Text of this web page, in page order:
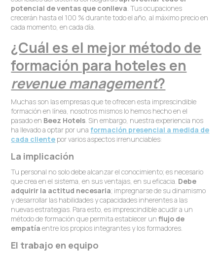
potencial de ventas que conlleva . Tus ocupaciones
crecerán hasta el 100 % durante todo el año, al máximo precio en
cada momento, en cada día.
¿Cuál es el mejor método de
formación para hoteles en
revenue management?
Muchas son las empresas que te ofrecen esta imprescindible
formación en línea, nosotros mismos lo hemos hecho en el
pasado en Beez Hotels . Sin embargo, nuestra experiencia nos
ha llevado a optar por unaformación presencial a medida de
cada cliente por varios aspectos irrenunciables:
La implicación
Tu personal no solo debe alcanzar el conocimiento; es necesario
que crea en el sistema, en sus ventajas, en su eficacia. Debe
adquirir la actitud necesaria; impregnarse de su dinamismo
y desarrollar las habilidades y capacidades inherentes a las
nuevas estrategias. Para esto, es imprescindible acudir a un
método de formación que permita establecer unflujo de
empatía entre los propios integrantes y los formadores.
El trabajo en equipo